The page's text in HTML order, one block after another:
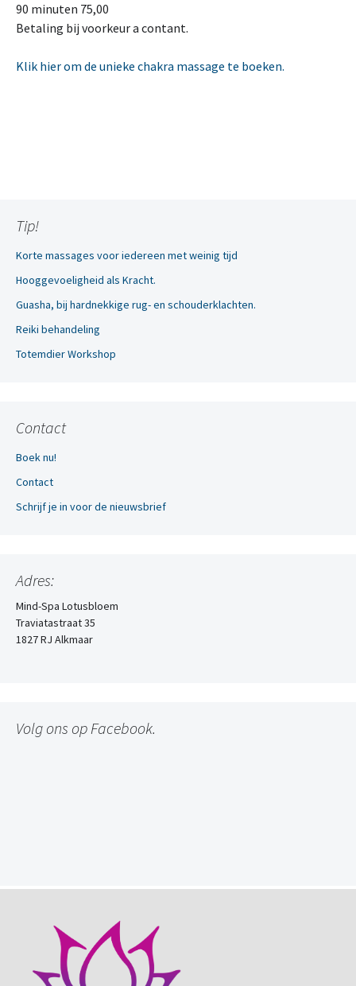
90 minuten 75,00
Betaling bij voorkeur a contant.
Klik hier om de unieke chakra massage te boeken.
Tip!
Korte massages voor iedereen met weinig tijd
Hooggevoeligheid als Kracht.
Guasha, bij hardnekkige rug- en schouderklachten.
Reiki behandeling
Totemdier Workshop
Contact
Boek nu!
Contact
Schrijf je in voor de nieuwsbrief
Adres:
Mind-Spa Lotusbloem
Traviatastraat 35
1827 RJ Alkmaar
Volg ons op Facebook.